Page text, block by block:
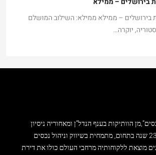
בירושלים – ממילא ממילא: השילוב המושלם
יוקרה…
הוותיקות בענף הנדל”ן ומאחוריה ניסיון
עשיר של יותר מ- 23 שנה בתחום, מתמחית בשיווק וניהול נכסים
מוצאת ללקוחותיה מרחבי העולם כולו את דירת